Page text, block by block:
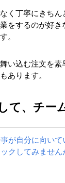
く丁寧にきち
をするのが好
。
い込む注文を素
あります。
て、チー
ば、成績向上に
が自分に向い
クしてみません